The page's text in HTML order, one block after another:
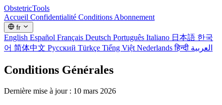
ObstetricTools
Accueil Confidentialité Conditions Abonnement
fr
English Español Français Deutsch Português Italiano 日本語 한국
어 简体中文 Русский Türkçe Tiếng Việt Nederlandsहिन्दी العربية
Conditions Générales
Dernière mise à jour : 10 mars 2026